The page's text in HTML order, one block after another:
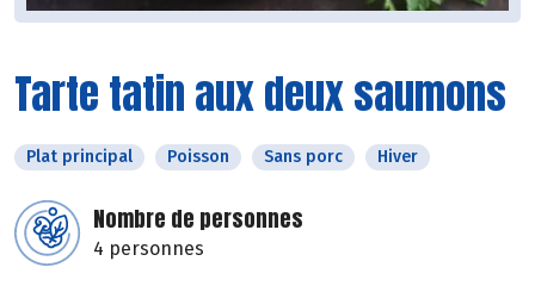
Tarte tatin aux deux saumons
Plat principal Poisson Sans porc Hiver
Nombre de personnes
4 personnes